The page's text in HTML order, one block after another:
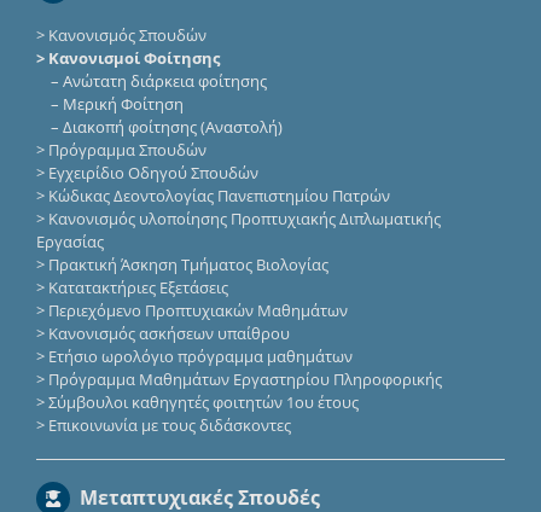
> Κανονισμός Σπουδών
> Κανονισμοί Φοίτησης
– Ανώτατη διάρκεια φοίτησης
– Μερική Φοίτηση
– Διακοπή φοίτησης (Αναστολή)
> Πρόγραμμα Σπουδών
> Εγχειρίδιο Οδηγού Σπουδών
> Κώδικας Δεοντολογίας Πανεπιστημίου Πατρών
> Κανονισμός υλοποίησης Προπτυχιακής Διπλωματικής
Εργασίας
> Πρακτική Άσκηση Τμήματος Βιολογίας
> Κατατακτήριες Eξετάσεις
> Περιεχόμενο Προπτυχιακών Μαθημάτων
> Κανονισμός ασκήσεων υπαίθρου
> Ετήσιο ωρολόγιο πρόγραμμα μαθημάτων
> Πρόγραμμα Μαθημάτων Εργαστηρίου Πληροφορικής
>Σύμβουλοι καθηγητές φοιτητών 1ου έτους
> Επικοινωνία με τους διδάσκοντες
Μεταπτυχιακές Σπουδές